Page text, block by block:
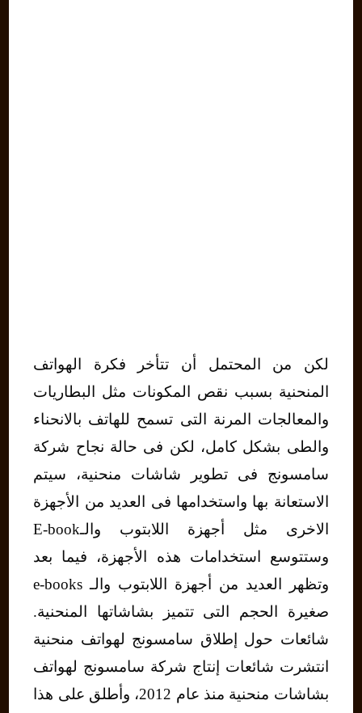
لكن من المحتمل أن تتأخر فكرة الهواتف
المنحنية بسبب نقص المكونات مثل البطاريات
والمعالجات المرنة التى تسمح للهاتف بالانحناء
والطى بشكل كامل، لكن فى حالة نجاح شركة
سامسونج فى تطوير شاشات منحنية، سيتم
الاستعانة بها واستخدامها فى العديد من الأجهزة
الاخرى مثل أجهزة اللابتوب والـE-book
وستتوسع استخدامات هذه الأجهزة، فيما بعد
وتظهر العديد من أجهزة اللابتوب والـ e-books
صغيرة الحجم التى تتميز بشاشاتها المنحنية.
شائعات حول إطلاق سامسونج لهواتف منحنية
انتشرت شائعات إنتاج شركة سامسونج لهواتف
بشاشات منحنية منذ عام 2012، وأطلق على هذا